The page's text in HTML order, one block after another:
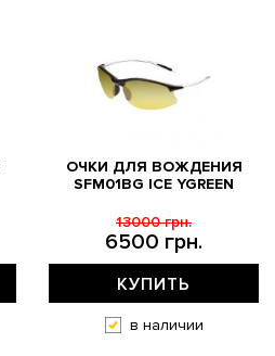
ОЧКИ ДЛЯ ВОЖДЕНИЯ
SFM01BG ICE YGREEN
6500 грн.
13000 грн.
КУПИТЬ
в наличии